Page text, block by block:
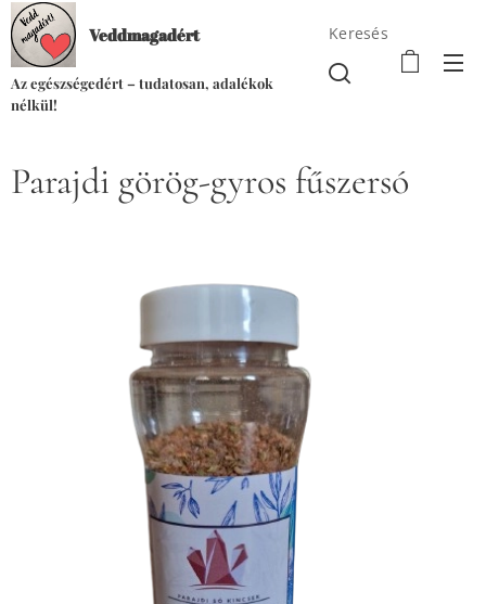
Veddmagadért
Az egészségedért – tudatosan, adalékok
nélkül!
Keresés
Parajdi görög-gyros fűszersó